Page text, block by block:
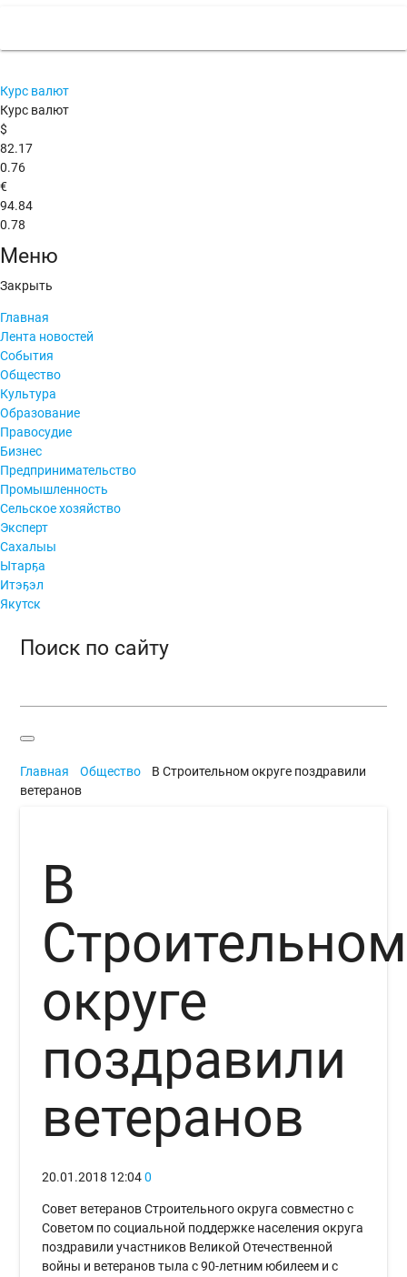
Курс валют
Курс валют
$
82.17
0.76
€
94.84
0.78
Меню
Закрыть
Главная
Лента новостей
События
Общество
Культура
Образование
Правосудие
Бизнес
Предпринимательство
Промышленность
Сельское хозяйство
Эксперт
Сахалыы
Ытарҕа
Итэҕэл
Якутск
Поиск по сайту
Главная Общество
В Строительном округе поздравили
ветеранов
В
Строительном
округе
поздравили
ветеранов
20.01.2018 12:04 0
Совет ветеранов Строительного округа совместно с
Советом по социальной поддержке населения округа
поздравили участников Великой Отечественной
войны и ветеранов тыла с 90-летним юбилеем и с